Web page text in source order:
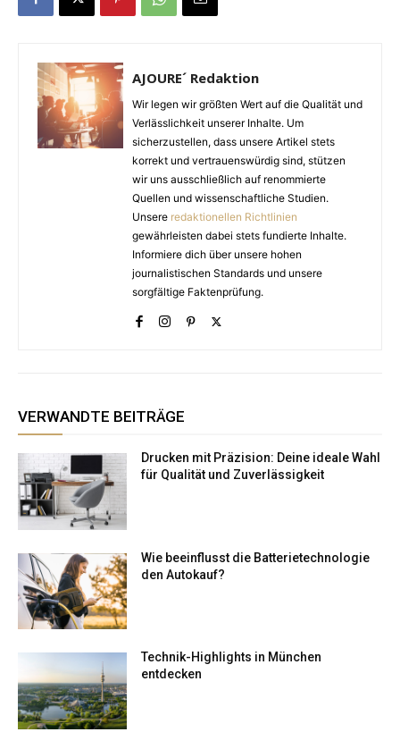
AJOURE´ Redaktion
Wir legen wir größten Wert auf die Qualität und
Verlässlichkeit unserer Inhalte. Um
sicherzustellen, dass unsere Artikel stets
korrekt und vertrauenswürdig sind, stützen
wir uns ausschließlich auf renommierte
Quellen und wissenschaftliche Studien.
Unsere redaktionellen Richtlinien
gewährleisten dabei stets fundierte Inhalte.
Informiere dich über unsere hohen
journalistischen Standards und unsere
sorgfältige Faktenprüfung.
VERWANDTE BEITRÄGE
Drucken mit Präzision: Deine ideale Wahl
für Qualität und Zuverlässigkeit
Wie beeinflusst die Batterietechnologie
den Autokauf?
Technik-Highlights in München
entdecken